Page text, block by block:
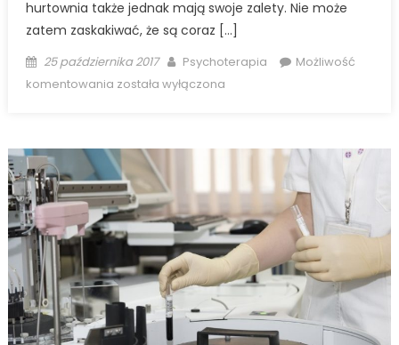
hurtownia także jednak mają swoje zalety. Nie może
zatem zaskakiwać, że są coraz […]
Posted
on
25 października 2017 Author
Psychoterapia
Możliwość
komentowania Dlaczego
są
tak
popularne?
została wyłączona